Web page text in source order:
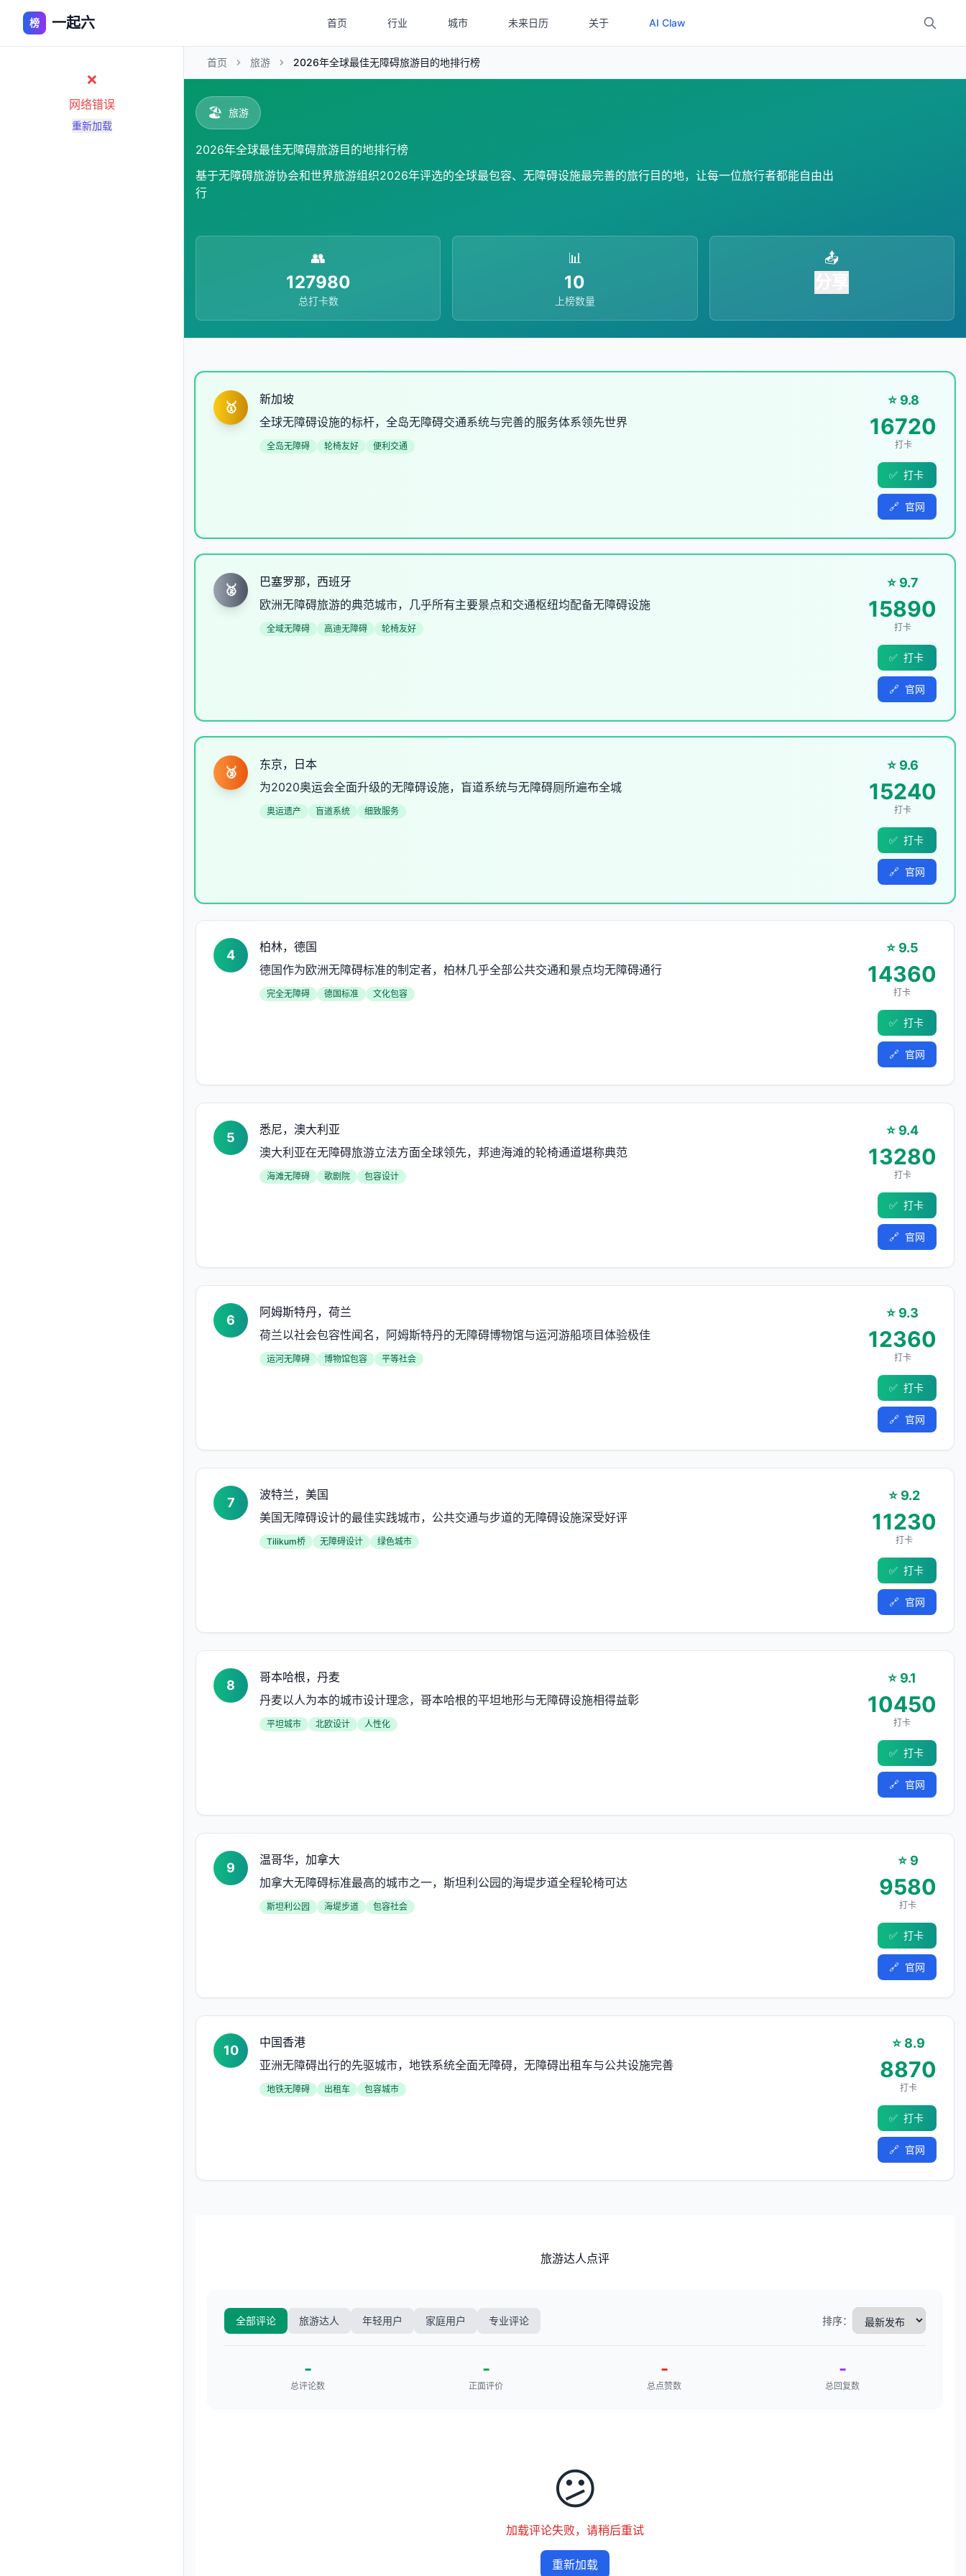
榜 一起六 首页 行业 城市 未来日历 关于 AI Claw
❌
网络错误
重新加载
首页 旅游 2026年全球最佳无障碍旅游目的地排行榜
🏖️ 旅游
2026年全球最佳无障碍旅游目的地排行榜
基于无障碍旅游协会和世界旅游组织2026年评选的全球最包容、无障碍设施最完善的旅行目的地，让每一位旅行者都能自由出
行
👥
127980
总打卡数
📊
10
上榜数量
📤
🥇
新加坡
全球无障碍设施的标杆，全岛无障碍交通系统与完善的服务体系领先世界
全岛无障碍 轮椅友好 便利交通
⭐ 9.8
16720
打卡
✅ 打卡
🔗 官网
🥈
巴塞罗那，西班牙
欧洲无障碍旅游的典范城市，几乎所有主要景点和交通枢纽均配备无障碍设施
全域无障碍 高迪无障碍 轮椅友好
⭐ 9.7
15890
打卡
✅ 打卡
🔗 官网
🥉
东京，日本
为2020奥运会全面升级的无障碍设施，盲道系统与无障碍厕所遍布全城
奥运遗产 盲道系统 细致服务
⭐ 9.6
15240
打卡
✅ 打卡
🔗 官网
4
柏林，德国
德国作为欧洲无障碍标准的制定者，柏林几乎全部公共交通和景点均无障碍通行
完全无障碍 德国标准 文化包容
⭐ 9.5
14360
打卡
✅ 打卡
🔗 官网
5
悉尼，澳大利亚
澳大利亚在无障碍旅游立法方面全球领先，邦迪海滩的轮椅通道堪称典范
海滩无障碍 歌剧院 包容设计
⭐ 9.4
13280
打卡
✅ 打卡
🔗 官网
6
阿姆斯特丹，荷兰
荷兰以社会包容性闻名，阿姆斯特丹的无障碍博物馆与运河游船项目体验极佳
运河无障碍 博物馆包容 平等社会
⭐ 9.3
12360
打卡
✅ 打卡
🔗 官网
7
波特兰，美国
美国无障碍设计的最佳实践城市，公共交通与步道的无障碍设施深受好评
Tilikum桥 无障碍设计 绿色城市
⭐ 9.2
11230
打卡
✅ 打卡
🔗 官网
8
哥本哈根，丹麦
丹麦以人为本的城市设计理念，哥本哈根的平坦地形与无障碍设施相得益彰
平坦城市 北欧设计 人性化
⭐ 9.1
10450
打卡
✅ 打卡
🔗 官网
9
温哥华，加拿大
加拿大无障碍标准最高的城市之一，斯坦利公园的海堤步道全程轮椅可达
斯坦利公园 海堤步道 包容社会
⭐ 9
9580
打卡
✅ 打卡
🔗 官网
10
中国香港
亚洲无障碍出行的先驱城市，地铁系统全面无障碍，无障碍出租车与公共设施完善
地铁无障碍 出租车 包容城市
⭐ 8.9
8870
打卡
✅ 打卡
🔗 官网
旅游达人点评
全部评论 旅游达人 年轻用户 家庭用户 专业评论 排序：
-
总评论数
-
正面评价
-
总点赞数
-
总回复数
😕
加载评论失败，请稍后重试
重新加载